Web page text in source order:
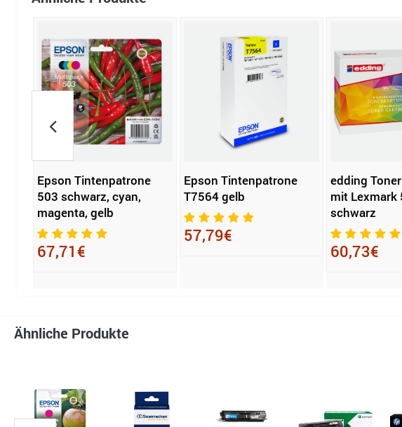
Epson Tintenpatrone
503 schwarz, cyan,
magenta, gelb
67,71€
Epson Tintenpatrone
T7564 gelb
57,79€
edding
mit Lexmark
schwarz
60,73€
Ähnliche Produkte